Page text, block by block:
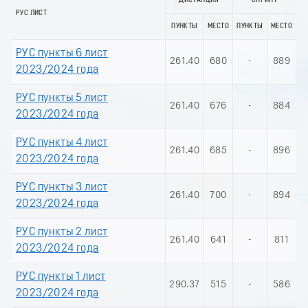
РУС ЛИСТ
ПУНКТЫ МЕСТО ПУНКТЫ МЕСТО
РУС пункты 6 лист
2023/2024 года
261.40 680 - 889
РУС пункты 5 лист
2023/2024 года
261.40 676 - 884
РУС пункты 4 лист
2023/2024 года
261.40 685 - 896
РУС пункты 3 лист
2023/2024 года
261.40 700 - 894
РУС пункты 2 лист
2023/2024 года
261.40 641 - 811
РУС пункты 1 лист
2023/2024 года
290.37 515 - 586